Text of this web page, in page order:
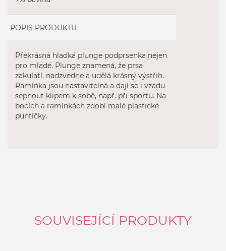
POPIS PRODUKTU
Překrásná hladká plunge podprsenka nejen
pro mladé. Plunge znamená, že prsa
zakulatí, nadzvedne a udělá krásný výstřih.
Ramínka jsou nastavitelná a dají se i vzadu
sepnout klipem k sobě, např. při sportu. Na
bocích a ramínkách zdobí malé plastické
puntíčky.
SOUVISEJÍCÍ PRODUKTY